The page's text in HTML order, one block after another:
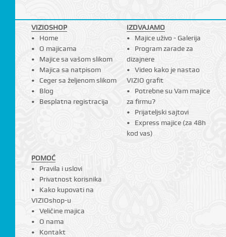
VIZIOSHOP
Home
O majicama
Majice sa vašom slikom
Majica sa natpisom
Ceger sa željenom slikom
Blog
Besplatna registracija
IZDVAJAMO
Majice uživo - Galerija
Program zarade za
dizajnere
Video kako je nastao
VIZIO grafit
Potrebne su Vam majice
za firmu?
Prijateljski sajtovi
Express majice (za 48h
kod vas)
POMOĆ
Pravila i uslovi
Privatnost korisnika
Kako kupovati na
VIZIOshop-u
Veličine majica
O nama
Kontakt